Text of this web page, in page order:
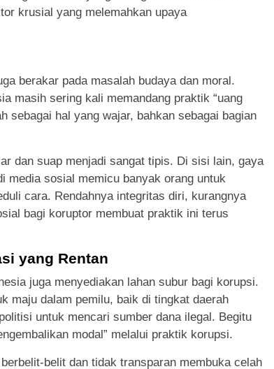
krusial yang melemahkan upaya
berakar pada masalah budaya dan moral.
masih sering kali memandang praktik “uang
sebagai hal yang wajar, bahkan sebagai bagian
dan suap menjadi sangat tipis. Di sisi lain, gaya
media sosial memicu banyak orang untuk
cara. Rendahnya integritas diri, kurangnya
bagi koruptor membuat praktik ini terus
yang Rentan
juga menyediakan lahan subur bagi korupsi.
maju dalam pemilu, baik di tingkat daerah
untuk mencari sumber dana ilegal. Begitu
modal” melalui praktik korupsi.
belit dan tidak transparan membuka celah